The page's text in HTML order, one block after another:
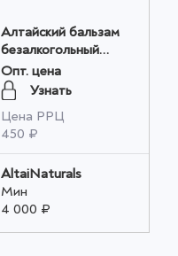
Алтайский бальзам
безалкогольный
"Бальзамы Алтая"
Крепкий иммунитет
250мл оптом
Опт. цена
Узнать
Цена РРЦ
450 ₽
AltaiNaturals
Мин
4 000 ₽